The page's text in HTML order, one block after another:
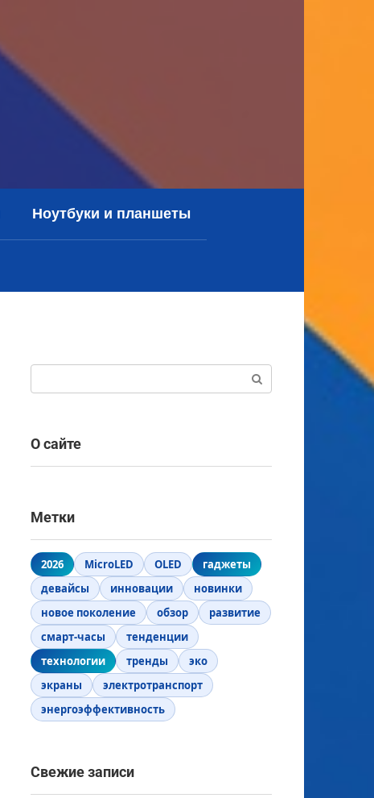
Ноутбуки и планшеты
О сайте
Метки
2026 MicroLED OLED
гаджеты
девайсы
инновации
новинки
новое поколение
обзор
развитие
смарт-часы
тенденции
технологии
тренды
эко
экраны
электротранспорт
энергоэффективность
Свежие записи